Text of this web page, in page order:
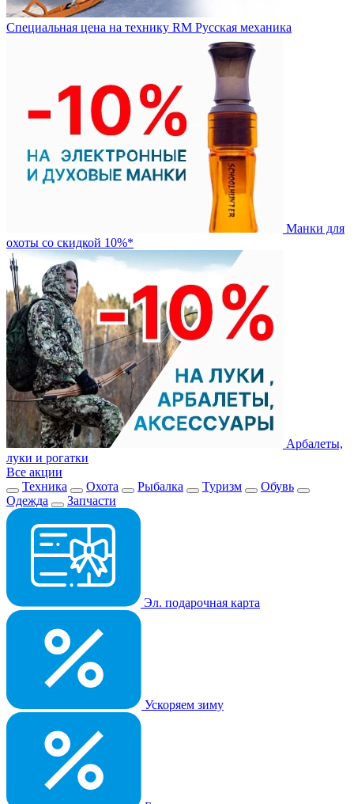
Специальная цена на технику RM Русская механика
Манки для
охоты со скидкой 10%*
Арбалеты,
луки и рогатки
Все акции
Техника
Охота Рыбалка Туризм
Обувь
Одежда
Запчасти
Эл. подарочная карта
Ускоряем зиму